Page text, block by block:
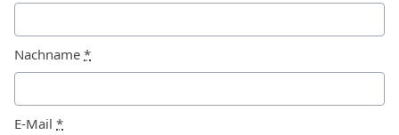
Nachname *
E-Mail *